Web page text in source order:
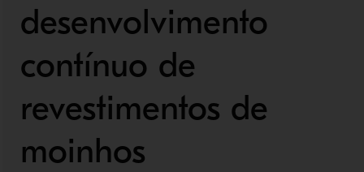
desenvolvimento
contínuo de
revestimentos de
moinhos